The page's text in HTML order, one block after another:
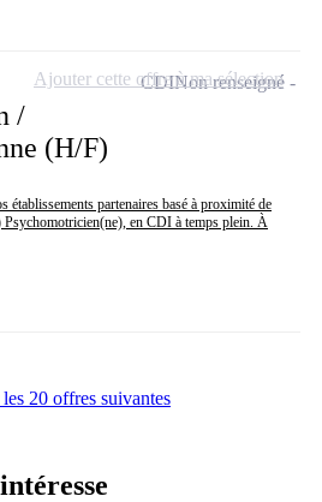
/
(H/F)
établissements partenaires basé à proximité de
Psychomotricien(ne), en CDI à temps plein. À
CDINon renseigné
Ajouter cette offre à ma sélection
20 offres suivantes